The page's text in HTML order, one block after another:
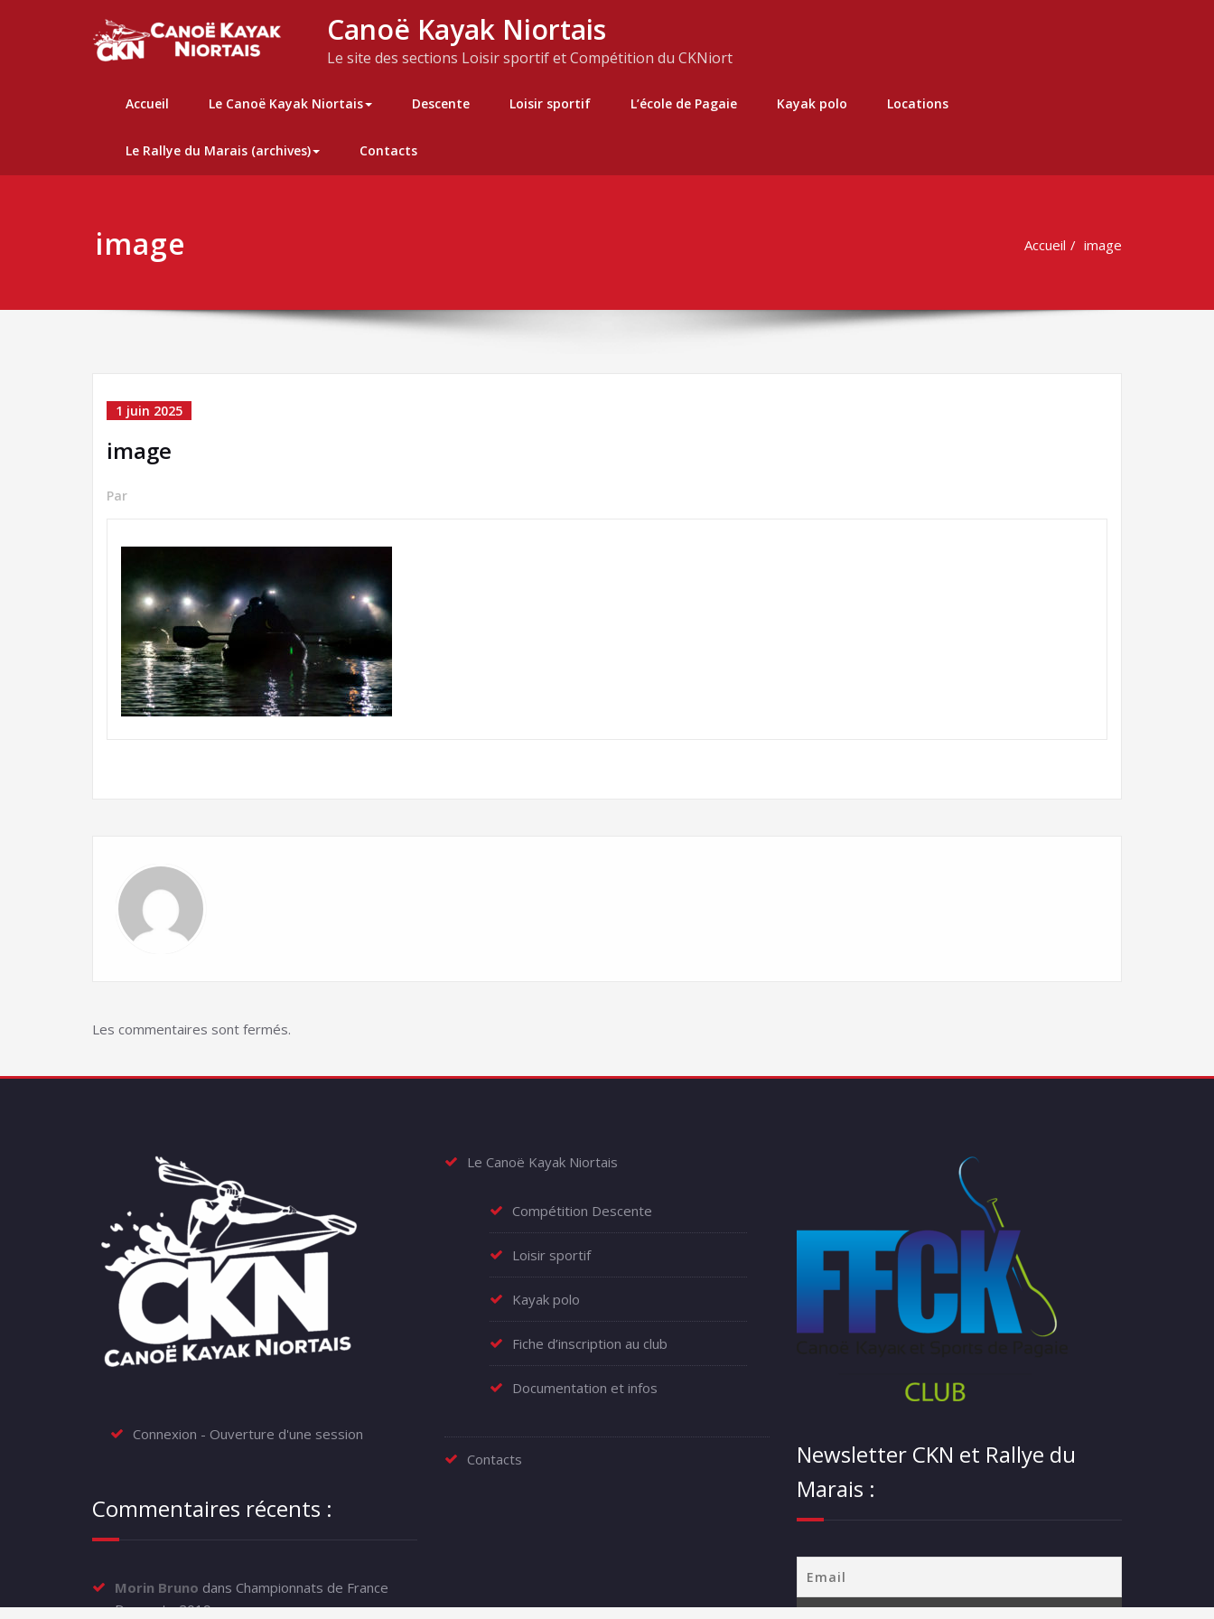
Canoë Kayak Niortais
Le site des sections Loisir sportif et Compétition du CKNiort
Accueil Le Canoë Kayak Niortais Descente Loisir sportif L’école de Pagaie Kayak polo Locations
Le Rallye du Marais (archives) Contacts
image Accueil image
1 juin 2025
image
Par
Les commentaires sont fermés.
Connexion - Ouverture d'une session
Commentaires récents :
Morin Bruno dans Championnats de France
Descente 2019
Le Canoë Kayak Niortais
Compétition Descente
Loisir sportif
Kayak polo
Fiche d’inscription au club
Documentation et infos
Contacts
Newsletter CKN et Rallye du
Marais :